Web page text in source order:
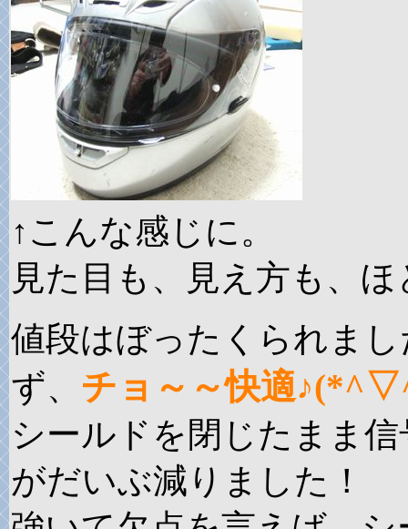
↑こんな感じに。
見た目も、見え方も、
値段はぼったくられま
ず、 チョ～～快適
シールドを閉じたまま
がだいぶ減りました！